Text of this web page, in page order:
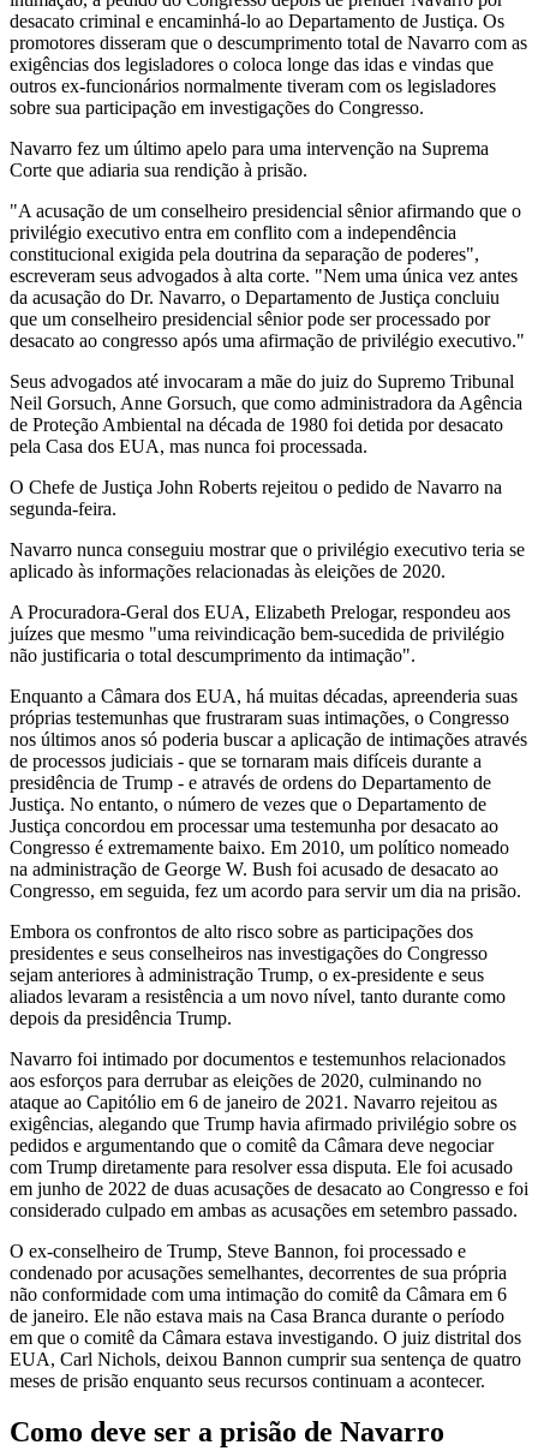
desacato criminal e encaminhá-lo ao Departamento de Justiça. Os
promotores disseram que o descumprimento total de Navarro com as
exigências dos legisladores o coloca longe das idas e vindas que
outros ex-funcionários normalmente tiveram com os legisladores
sobre sua participação em investigações do Congresso.
Navarro fez um último apelo para uma intervenção na Suprema
Corte que adiaria sua rendição à prisão.
"A acusação de um conselheiro presidencial sênior afirmando que o
privilégio executivo entra em conflito com a independência
constitucional exigida pela doutrina da separação de poderes",
escreveram seus advogados à alta corte. "Nem uma única vez antes
da acusação do Dr. Navarro, o Departamento de Justiça concluiu
que um conselheiro presidencial sênior pode ser processado por
desacato ao congresso após uma afirmação de privilégio executivo."
Seus advogados até invocaram a mãe do juiz do Supremo Tribunal
Neil Gorsuch, Anne Gorsuch, que como administradora da Agência
de Proteção Ambiental na década de 1980 foi detida por desacato
pela Casa dos EUA, mas nunca foi processada.
O Chefe de Justiça John Roberts rejeitou o pedido de Navarro na
segunda-feira.
Navarro nunca conseguiu mostrar que o privilégio executivo teria se
aplicado às informações relacionadas às eleições de 2020.
A Procuradora-Geral dos EUA, Elizabeth Prelogar, respondeu aos
juízes que mesmo "uma reivindicação bem-sucedida de privilégio
não justificaria o total descumprimento da intimação".
Enquanto a Câmara dos EUA, há muitas décadas, apreenderia suas
próprias testemunhas que frustraram suas intimações, o Congresso
nos últimos anos só poderia buscar a aplicação de intimações através
de processos judiciais - que se tornaram mais difíceis durante a
presidência de Trump - e através de ordens do Departamento de
Justiça. No entanto, o número de vezes que o Departamento de
Justiça concordou em processar uma testemunha por desacato ao
Congresso é extremamente baixo. Em 2010, um político nomeado
na administração de George W. Bush foi acusado de desacato ao
Congresso, em seguida, fez um acordo para servir um dia na prisão.
Embora os confrontos de alto risco sobre as participações dos
presidentes e seus conselheiros nas investigações do Congresso
sejam anteriores à administração Trump, o ex-presidente e seus
aliados levaram a resistência a um novo nível, tanto durante como
depois da presidência Trump.
Navarro foi intimado por documentos e testemunhos relacionados
aos esforços para derrubar as eleições de 2020, culminando no
ataque ao Capitólio em 6 de janeiro de 2021. Navarro rejeitou as
exigências, alegando que Trump havia afirmado privilégio sobre os
pedidos e argumentando que o comitê da Câmara deve negociar
com Trump diretamente para resolver essa disputa. Ele foi acusado
em junho de 2022 de duas acusações de desacato ao Congresso e foi
considerado culpado em ambas as acusações em setembro passado.
O ex-conselheiro de Trump, Steve Bannon, foi processado e
condenado por acusações semelhantes, decorrentes de sua própria
não conformidade com uma intimação do comitê da Câmara em 6
de janeiro. Ele não estava mais na Casa Branca durante o período
em que o comitê da Câmara estava investigando. O juiz distrital dos
EUA, Carl Nichols, deixou Bannon cumprir sua sentença de quatro
meses de prisão enquanto seus recursos continuam a acontecer.
Como deve ser a prisão de Navarro